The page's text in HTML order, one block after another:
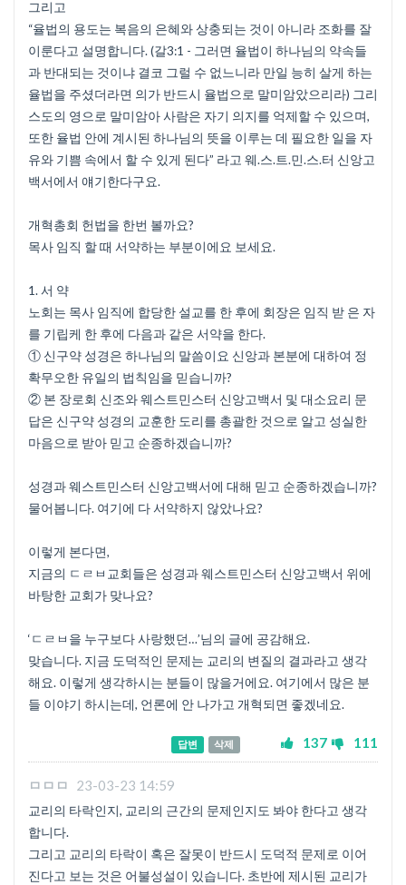
그리고
“율법의 용도는 복음의 은혜와 상충되는 것이 아니라 조화를 잘
이룬다고 설명합니다. (갈3:1 - 그러면 율법이 하나님의 약속들
과 반대되는 것이냐 결코 그럴 수 없느니라 만일 능히 살게 하는
율법을 주셨더라면 의가 반드시 율법으로 말미암았으리라) 그리
스도의 영으로 말미암아 사람은 자기 의지를 억제할 수 있으며,
또한 율법 안에 계시된 하나님의 뜻을 이루는 데 필요한 일을 자
유와 기쁨 속에서 할 수 있게 된다” 라고 웨.스.트.민.스.터 신앙고
백서에서 얘기한다구요.
개혁총회 헌법을 한번 볼까요?
목사 임직 할 때 서약하는 부분이에요 보세요.
1. 서 약
노회는 목사 임직에 합당한 설교를 한 후에 회장은 임직 받 은 자
를 기립케 한 후에 다음과 같은 서약을 한다.
① 신구약 성경은 하나님의 말씀이요 신앙과 본분에 대하여 정
확무오한 유일의 법칙임을 믿습니까?
② 본 장로회 신조와 웨스트민스터 신앙고백서 및 대소요리 문
답은 신구약 성경의 교훈한 도리를 총괄한 것으로 알고 성실한
마음으로 받아 믿고 순종하겠습니까?
성경과 웨스트민스터 신앙고백서에 대해 믿고 순종하겠습니까?
물어봅니다. 여기에 다 서약하지 않았나요?
이렇게 본다면,
지금의 ㄷㄹㅂ교회들은 성경과 웨스트민스터 신앙고백서 위에
바탕한 교회가 맞나요?
‘ㄷㄹㅂ을 누구보다 사랑했던…’님의 글에 공감해요.
맞습니다. 지금 도덕적인 문제는 교리의 변질의 결과라고 생각
해요. 이렇게 생각하시는 분들이 많을거에요. 여기에서 많은 분
들 이야기 하시는데, 언론에 안 나가고 개혁되면 좋겠네요.
137 111
답변 삭제
ㅁㅁㅁ 23-03-23 14:59
교리의 타락인지, 교리의 근간의 문제인지도 봐야 한다고 생각
합니다.
그리고 교리의 타락이 혹은 잘못이 반드시 도덕적 문제로 이어
진다고 보는 것은 어불성설이 있습니다. 초반에 제시된 교리가